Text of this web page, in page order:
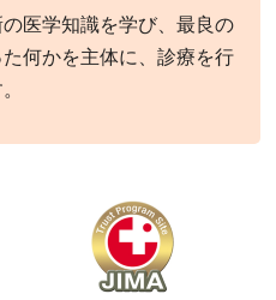
医学知識を学び、最良の
何かを主体に、診療を行